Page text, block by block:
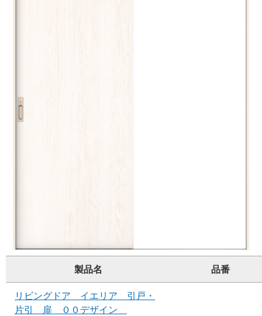
製品名 品番
リビングドア イエリア 引戸・
片引 扉 ００デザイン